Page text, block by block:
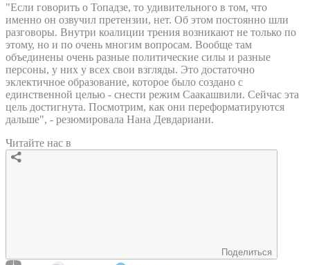
"Если говорить о Топадзе, то удивительного в том, что
именно он озвучил претензии, нет. Об этом постоянно шли
разговоры. Внутри коалиции трения возникают не только по
этому, но и по очень многим вопросам. Вообще там
объединены очень разные политические силы и разные
персоны, у них у всех свои взгляды. Это достаточно
эклектичное образование, которое было создано с
единственной целью - снести режим Саакашвили. Сейчас эта
цель достигнута. Посмотрим, как они переформатируются
дальше", - резюмировала Нана Девдариани.
Читайте нас в
Поделиться